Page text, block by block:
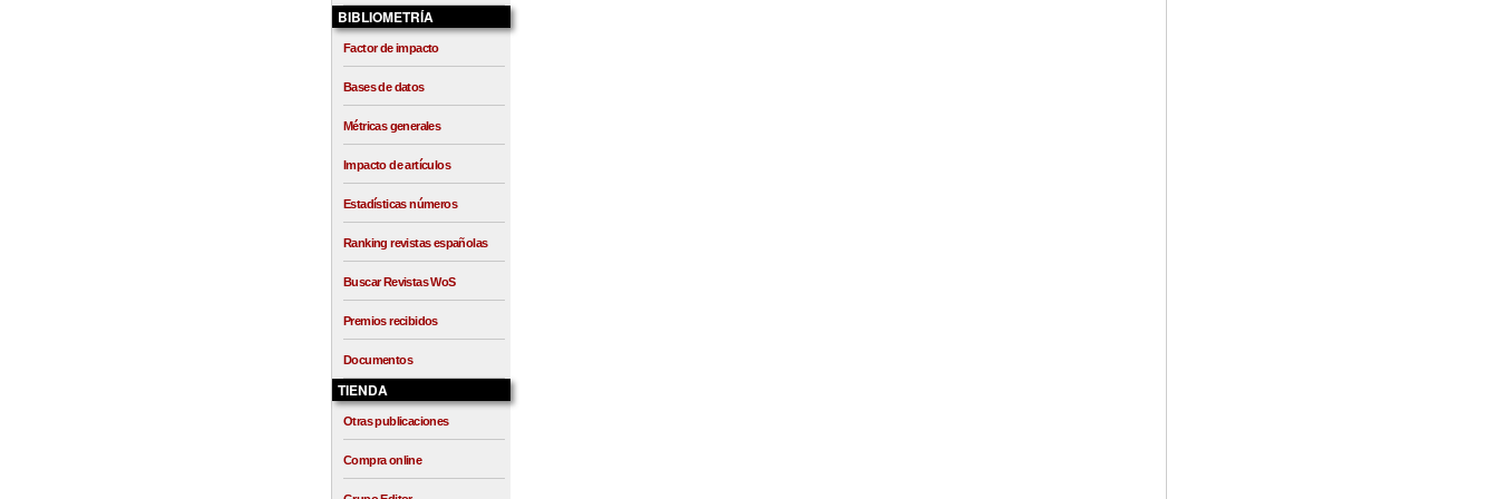
BIBLIOMETRÍA
Factor de impacto
Bases de datos
Métricas generales
Impacto de artículos
Estadísticas números
Ranking revistas españolas
Buscar Revistas WoS
Premios recibidos
Documentos
TIENDA
Otras publicaciones
Compra online